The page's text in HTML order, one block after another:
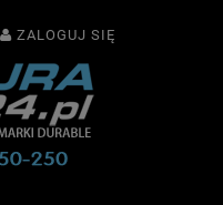
ZALOGUJ SIĘ